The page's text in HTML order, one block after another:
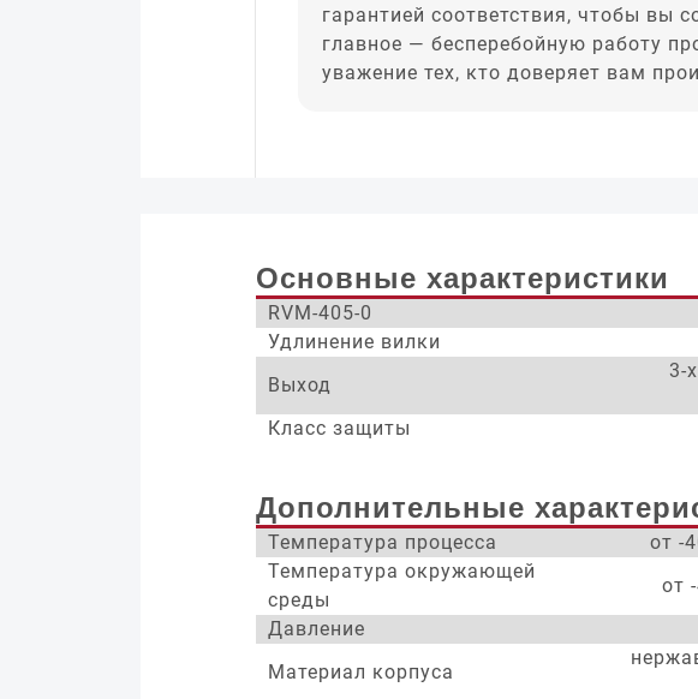
гарантией соответствия, чтобы вы
главное — бесперебойную работу
уважение тех, кто доверяет вам
Основные характеристики
RVM-405-0
Удлинение вилки
Выход
3-
Класс защиты
Дополнительные
Температура процесса
от -
Температура окружающей
среды
от
Давление
Материал корпуса